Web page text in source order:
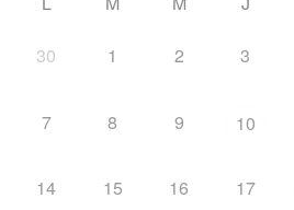
30 1 2 3
7 8 9 10
14 15 16 17